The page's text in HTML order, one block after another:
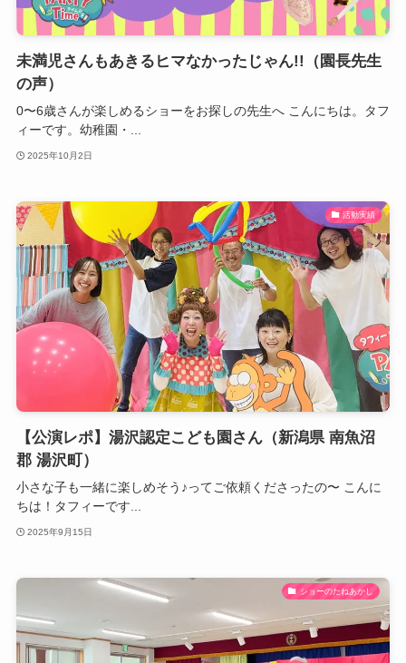
未満児さんもあきるヒマなかったじゃん!!（園長先生
の声）
0〜6歳さんが楽しめるショーをお探しの先生へ こんにちは。タフ
ィーです。幼稚園・...
2025年10月2日
活動実績
【公演レポ】湯沢認定こども園さん（新潟県 南魚沼
郡 湯沢町）
小さな子も一緒に楽しめそう♪ってご依頼くださったの〜 こんに
ちは！タフィーです...
2025年9月15日
ショーのたねあかし